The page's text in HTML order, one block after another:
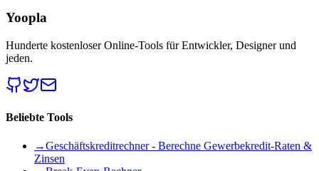
Yoopla
Hunderte kostenloser Online-Tools für Entwickler, Designer und
jeden.
Beliebte Tools
→Geschäftskreditrechner - Berechne Gewerbekredit-Raten &
Zinsen